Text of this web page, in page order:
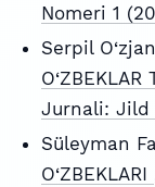
Nomeri 1
Serpil
O‘ZBEKLAR
Jurnali: Jild
Süleyman
O‘ZBEKLARI